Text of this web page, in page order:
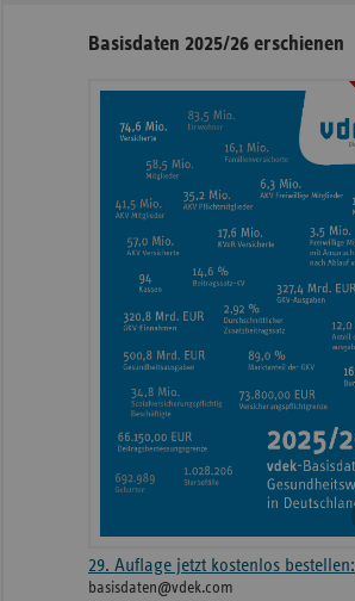
Seitennavigation
Seitenleiste
Informationen
Basisdaten 2025/26 erschienen
29. Auflage jetzt kostenlos bestellen:
basisdaten@vdek.com